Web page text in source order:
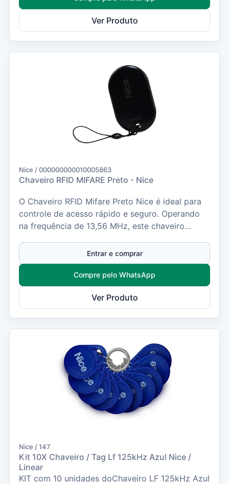
Ver Produto
Nice / 000000000010005863
Chaveiro RFID MIFARE Preto - Nice
O Chaveiro RFID Mifare Preto Nice é ideal para
controle de acesso rápido e seguro. Operando
na frequência de 13,56 MHz, este chaveiro
Entrar e comprar
Compre pelo WhatsApp
Ver Produto
Nice / 147
Kit 10X Chaveiro / Tag Lf 125kHz Azul Nice /
Linear
KIT com 10 unidades doChaveiro LF 125kHz Azul